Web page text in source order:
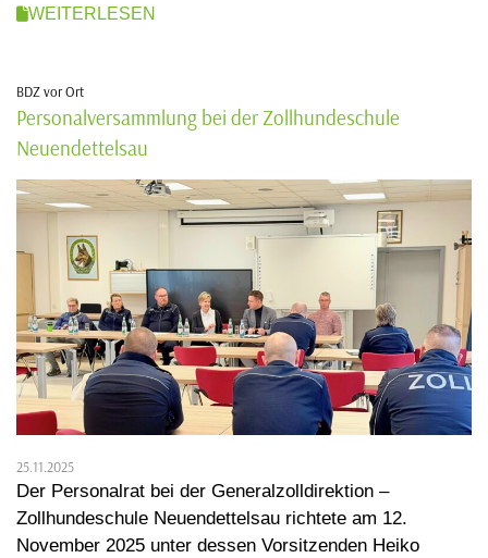
WEITERLESEN
BDZ vor Ort
Personalversammlung bei der Zollhundeschule
Neuendettelsau
25.11.2025
Der Personalrat bei der Generalzolldirektion –
Zollhundeschule Neuendettelsau richtete am 12.
November 2025 unter dessen Vorsitzenden Heiko